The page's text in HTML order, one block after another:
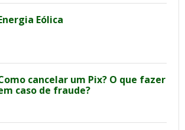
Eólica
cancelar um Pix? O que fazer
caso de fraude?